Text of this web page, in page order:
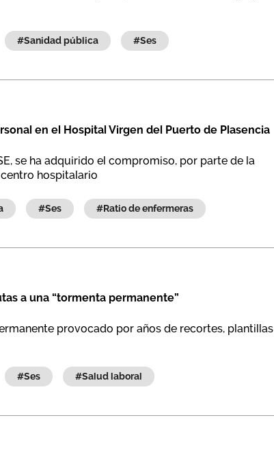
#sanidad pública #ses
en el Hospital Virgen del Puerto de Plasencia
se ha adquirido el compromiso, por parte de la
hospitalario
#ses #ratio de enfermeras
a una “tormenta permanente”
provocado por años de recortes, plantillas
#ses #salud laboral